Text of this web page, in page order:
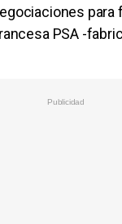
para
PSA -